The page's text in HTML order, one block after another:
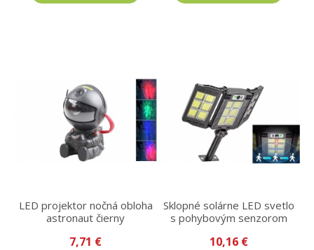
LED projektor nočná obloha
astronaut čierny
7,71 €
Sklopné solárne LED svetlo
s pohybovým senzorom
10,16 €